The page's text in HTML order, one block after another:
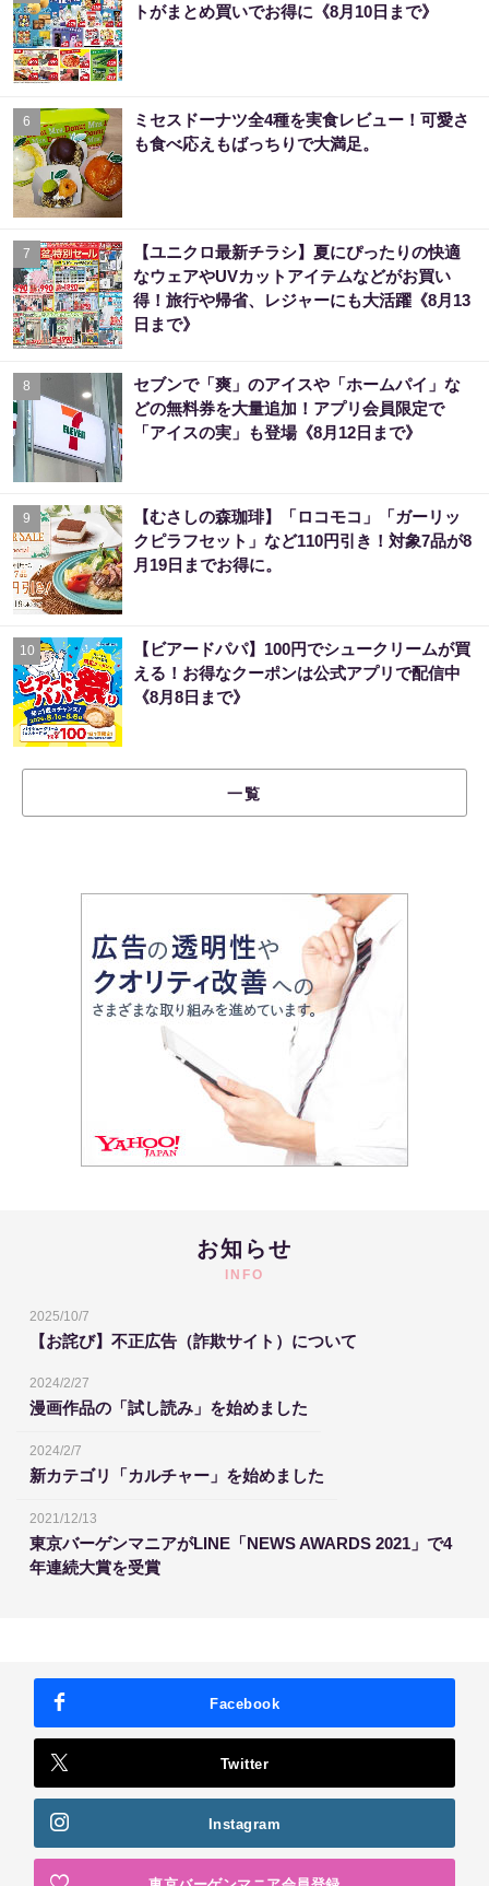
トがまとめ買いでお得に《8月10日まで》
6
ミセスドーナツ全4種を実食レビュー！可愛さ
も食べ応えもばっちりで大満足。
7
【ユニクロ最新チラシ】夏にぴったりの快適
なウェアやUVカットアイテムなどがお買い
得！旅行や帰省、レジャーにも大活躍《8月13
日まで》
8
セブンで「爽」のアイスや「ホームパイ」な
どの無料券を大量追加！アプリ会員限定で
「アイスの実」も登場《8月12日まで》
9
【むさしの森珈琲】「ロコモコ」「ガーリッ
クピラフセット」など110円引き！対象7品が8
月19日までお得に。
10
【ビアードパパ】100円でシュークリームが買
える！お得なクーポンは公式アプリで配信中
《8月8日まで》
一覧
お知らせ
INFO
2025/10/7
【お詫び】不正広告（詐欺サイト）について
2024/2/27
漫画作品の「試し読み」を始めました
2024/2/7
新カテゴリ「カルチャー」を始めました
2021/12/13
東京バーゲンマニアがLINE「NEWS AWARDS 2021」で4
年連続大賞を受賞
Facebook
Twitter
Instagram